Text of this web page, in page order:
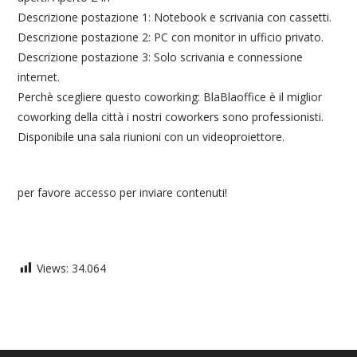
Descrizione postazione 1: Notebook e scrivania con cassetti.
Descrizione postazione 2: PC con monitor in ufficio privato.
Descrizione postazione 3: Solo scrivania e connessione
internet.
Perchè scegliere questo coworking: BlaBlaoffice è il miglior
coworking della città i nostri coworkers sono professionisti.
Disponibile una sala riunioni con un videoproiettore.
per favoreaccesso per inviare contenuti!
Views: 34.064